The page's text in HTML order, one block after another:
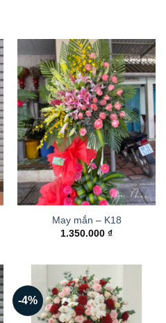
May mắn – K18
1.350.000 ₫
-4%